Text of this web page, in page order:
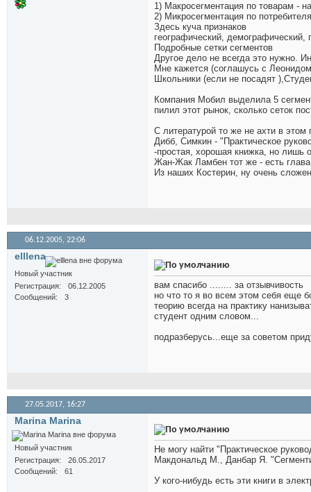
1) Макросегментация по товарам -
2) Микросегментация по
Здесь куча признаков
географический, демографический,
Подробные сетки сегментов
Другое дело не всегда это нужно.
Мне кажется (соглашусь с
Школьники (если не посадят
Компания Мобил выделила 5
пилил этот рынок, сколько сеток
С литературой то же не ахти в этом
Дибб, Симкин - "Практическое
-простая, хорошая книжка, но лишь
Жан-Жак Ламбен тот же - есть
Из наших Костерин, ну очень
06.12.2005, 22:06
elllena
Новый участник
Регистрация
06.12.2005
Сообщений
3
вам спасибо ........ за отзывчивость
но что то я во всем этом себя еще
теорию всегда на практику
студент одним словом...
подразберусь...еще за советом
27.05.2017, 16:27
Marina Marina
Новый участник
Регистрация
26.05.2017
Сообщений
61
Не могу найти "Практическое
Макдональд М., Данбар Я.
У кого-нибудь есть эти книги в